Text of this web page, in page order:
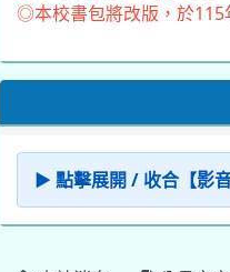
◎本校書包將改版，於115
▶ 點擊展開 / 收合【影音